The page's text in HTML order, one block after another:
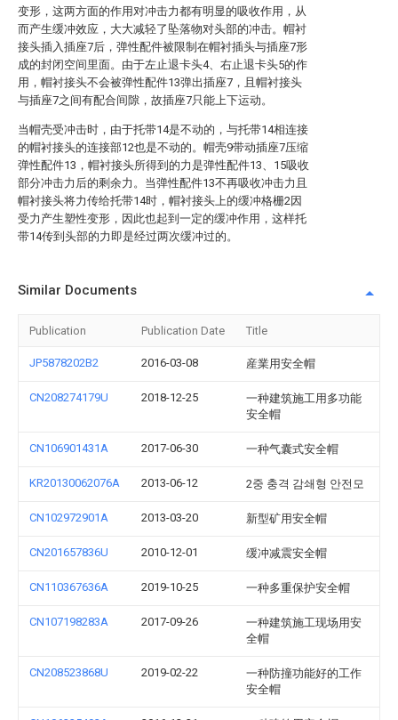
变形，这两方面的作用对冲击力都有明显的吸收作用，从
而产生缓冲效应，大大减轻了坠落物对头部的冲击。帽衬
接头插入插座7后，弹性配件被限制在帽衬插头与插座7形
成的封闭空间里面。由于左止退卡头4、右止退卡头5的作
用，帽衬接头不会被弹性配件13弹出插座7，且帽衬接头
与插座7之间有配合间隙，故插座7只能上下运动。
当帽壳受冲击时，由于托带14是不动的，与托带14相连接
的帽衬接头的连接部12也是不动的。帽壳9带动插座7压缩
弹性配件13，帽衬接头所得到的力是弹性配件13、15吸收
部分冲击力后的剩余力。当弹性配件13不再吸收冲击力且
帽衬接头将力传给托带14时，帽衬接头上的缓冲格栅2因
受力产生塑性变形，因此也起到一定的缓冲作用，这样托
带14传到头部的力即是经过两次缓冲过的。
Similar Documents
Publication Publication Date Title
JP5878202B2 2016-03-08 産業用安全帽
CN208274179U 2018-12-25
一种建筑施工用多功能
安全帽
CN106901431A 2017-06-30 一种气囊式安全帽
KR20130062076A 2013-06-12 2중 충격 감쇄형 안전모
CN102972901A 2013-03-20 新型矿用安全帽
CN201657836U 2010-12-01 缓冲减震安全帽
CN110367636A 2019-10-25 一种多重保护安全帽
CN107198283A 2017-09-26
一种建筑施工现场用安
全帽
CN208523868U 2019-02-22
一种防撞功能好的工作
安全帽